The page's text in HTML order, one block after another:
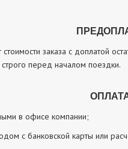
стоимости заказа с доплатой
строго перед началом поездки.
в офисе компании;
с банковской карты или